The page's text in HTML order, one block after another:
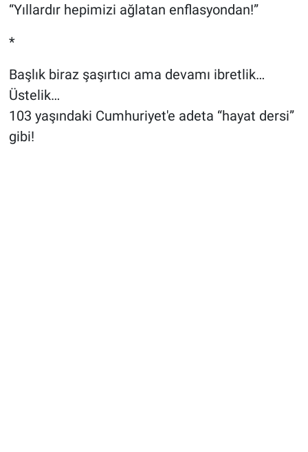
“Yıllardır hepimizi ağlatan enflasyondan!”
*
Başlık biraz şaşırtıcı ama devamı ibretlik…
Üstelik…
103 yaşındaki Cumhuriyet'e adeta “hayat dersi”
gibi!